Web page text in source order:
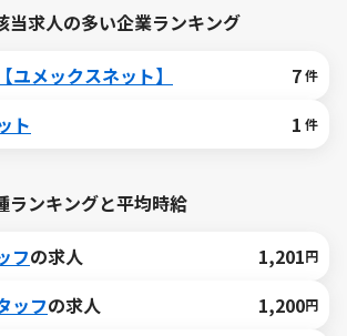
当求人の多い企業ランキング
ユメックスネット】
7件
ト 1 件
ランキングと平均時給
フの求人 1,201円
ッフの求人 1,200円